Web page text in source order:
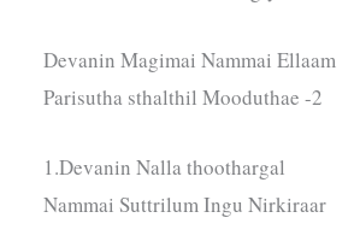
Devanin Magimai Nammai Ellaam
Parisutha sthalthil Mooduthae -2
1.Devanin Nalla thoothargal
Nammai Suttrilum Ingu Nirkiraar